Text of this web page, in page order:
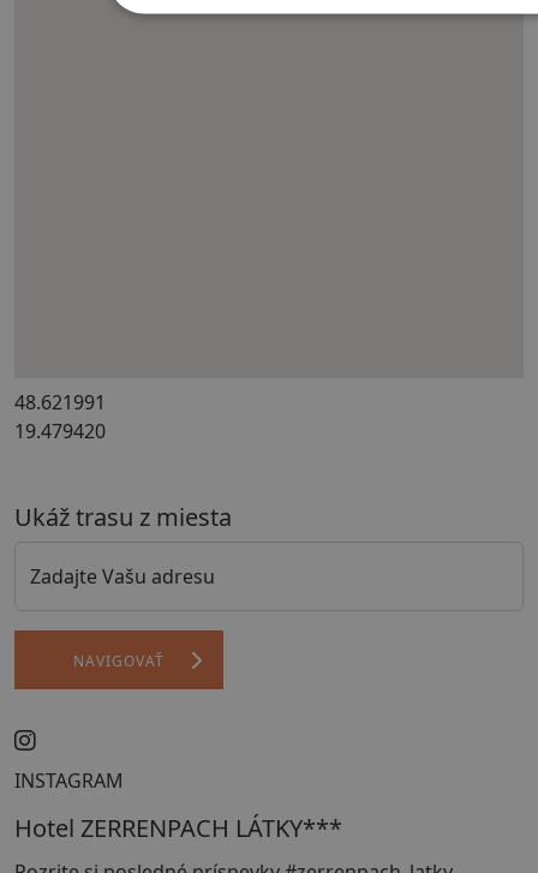
48.621991
19.479420
Ukáž trasu z miesta
Zadajte Vašu adresu
NAVIGOVAŤ
INSTAGRAM
Hotel ZERRENPACH LÁTKY***